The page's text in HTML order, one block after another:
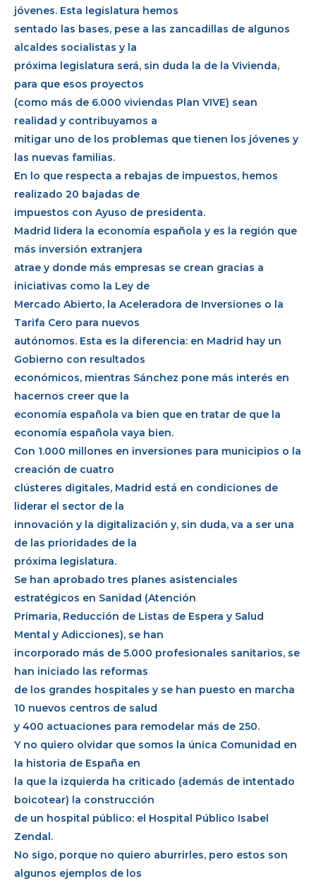
jóvenes. Esta legislatura hemos
sentado las bases, pese a las zancadillas de algunos
alcaldes socialistas y la
próxima legislatura será, sin duda la de la Vivienda,
para que esos proyectos
(como más de 6.000 viviendas Plan VIVE) sean
realidad y contribuyamos a
mitigar uno de los problemas que tienen los jóvenes y
las nuevas familias.
En lo que respecta a rebajas de impuestos, hemos
realizado 20 bajadas de
impuestos con Ayuso de presidenta.
Madrid lidera la economía española y es la región que
más inversión extranjera
atrae y donde más empresas se crean gracias a
iniciativas como la Ley de
Mercado Abierto, la Aceleradora de Inversiones o la
Tarifa Cero para nuevos
autónomos. Esta es la diferencia: en Madrid hay un
Gobierno con resultados
económicos, mientras Sánchez pone más interés en
hacernos creer que la
economía española va bien que en tratar de que la
economía española vaya bien.
Con 1.000 millones en inversiones para municipios o la
creación de cuatro
clústeres digitales, Madrid está en condiciones de
liderar el sector de la
innovación y la digitalización y, sin duda, va a ser una
de las prioridades de la
próxima legislatura.
Se han aprobado tres planes asistenciales
estratégicos en Sanidad (Atención
Primaria, Reducción de Listas de Espera y Salud
Mental y Adicciones), se han
incorporado más de 5.000 profesionales sanitarios, se
han iniciado las reformas
de los grandes hospitales y se han puesto en marcha
10 nuevos centros de salud
y 400 actuaciones para remodelar más de 250.
Y no quiero olvidar que somos la única Comunidad en
la historia de España en
la que la izquierda ha criticado (además de intentado
boicotear) la construcción
de un hospital público: el Hospital Público Isabel
Zendal.
No sigo, porque no quiero aburrirles, pero estos son
algunos ejemplos de los